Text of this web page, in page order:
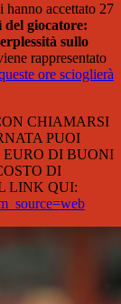
accettato 27
del giocatore:
sullo
rappresentato
ore scioglierà
CHIAMARSI
PUOI
DI BUONI
DI
LINK QUI: